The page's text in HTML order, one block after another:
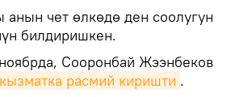
анын чет өлкөдө ден соолугун
билдиришкен.
Сооронбай Жээнбеков
кызматка расмий киришти .